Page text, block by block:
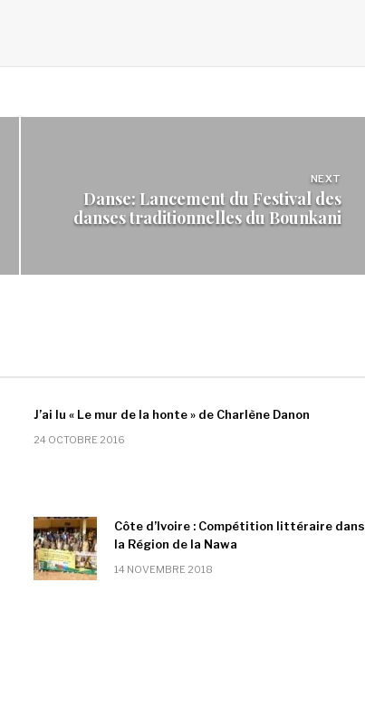
NEXT
Danse: Lancement du Festival des
danses traditionnelles du Bounkani
J’ai lu « Le mur de la honte » de Charlène Danon
24 OCTOBRE 2016
Côte d’Ivoire : Compétition littéraire dans
la Région de la Nawa
14 NOVEMBRE 2018